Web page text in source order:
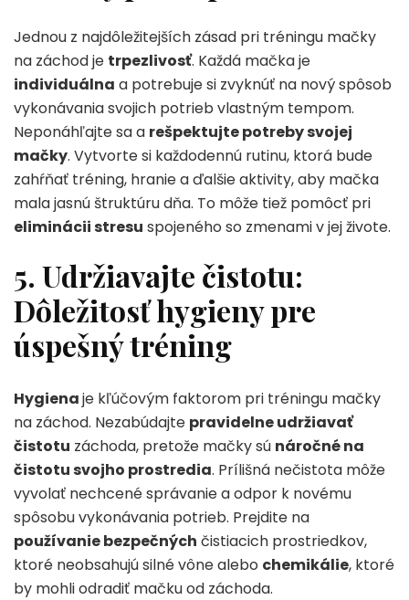
Jednou z najdôležitejších zásad pri tréningu mačky
na záchod je trpezlivosť. Každá mačka je
individuálna a potrebuje si zvyknúť na nový spôsob
vykonávania svojich potrieb vlastným tempom.
Neponáhľajte sa a rešpektujte potreby svojej
mačky. Vytvorte si každodennú rutinu, ktorá bude
zahŕňať tréning, hranie a ďalšie aktivity, aby mačka
mala jasnú štruktúru dňa. To môže tiež pomôcť pri
eliminácii stresu spojeného so zmenami v jej živote.
5. Udržiavajte čistotu:
Dôležitosť hygieny pre
úspešný tréning
Hygienaje kľúčovým faktorom pri tréningu mačky
na záchod. Nezabúdajte pravidelne udržiavať
čistotu záchoda, pretože mačky sú náročné na
čistotu svojho prostredia. Prílišná nečistota môže
vyvolať nechcené správanie a odpor k novému
spôsobu vykonávania potrieb. Prejdite na
používanie bezpečných čistiacich prostriedkov,
ktoré neobsahujú silné vône alebo chemikálie, ktoré
by mohli odradiť mačku od záchoda.